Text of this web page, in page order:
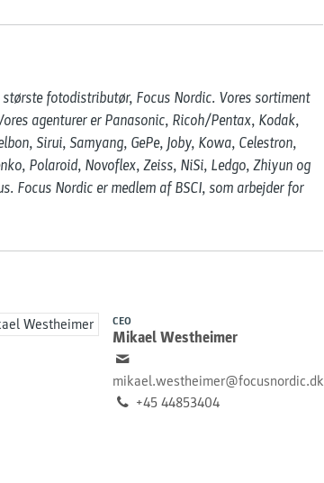
fotodistributør, Focus Nordic. Vores sortiment
agenturer er Panasonic, Ricoh/Pentax, Kodak,
Sirui, Samyang, GePe, Joby, Kowa, Celestron,
Polaroid, Novoflex, Zeiss, NiSi, Ledgo, Zhiyun og
Focus Nordic er medlem af BSCI, som arbejder for
CEO
Mikael Westheimer
mikael.westheimer@focusnordic.dk
+45 44853404